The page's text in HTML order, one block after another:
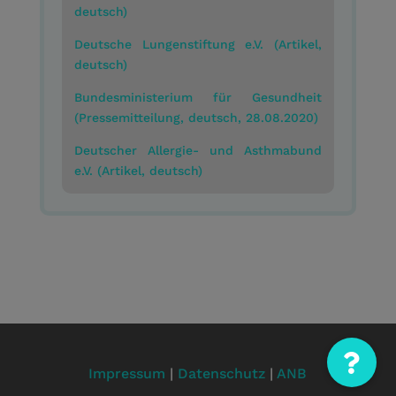
deutsch)
Deutsche Lungenstiftung e.V. (Artikel,
deutsch)
Bundesministerium für Gesundheit
(Pressemitteilung, deutsch, 28.08.2020)
Deutscher Allergie- und Asthmabund
e.V. (Artikel, deutsch)
Impressum | Datenschutz |ANB